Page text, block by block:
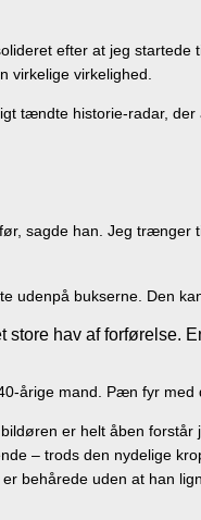
efter at jeg
virkelige virkelighed.
tændte historie-radar,
sagde han. Jeg
udenpå bukserne. Den
store hav af forførelse.
årige mand. Pæn fyr
er helt åben
– trods den nydelige
behårede uden at han